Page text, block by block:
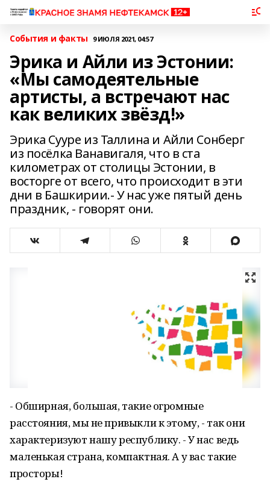
События и факты 9 ИЮЛЯ 2021, 04:57
Эрика и Айли из Эстонии:
«Мы самодеятельные
артисты, а встречают нас
как великих звёзд!»
Эрика Сууре из Таллина и Айли Сонберг
из посёлка Ванавигаля, что в ста
километрах от столицы Эстонии, в
восторге от всего, что происходит в эти
дни в Башкирии.- У нас уже пятый день
праздник, - говорят они.
- Обширная, большая, такие огромные
расстояния, мы не привыкли к этому, - так они
характеризуют нашу республику. - У нас ведь
маленькая страна, компактная. А у вас такие
просторы!